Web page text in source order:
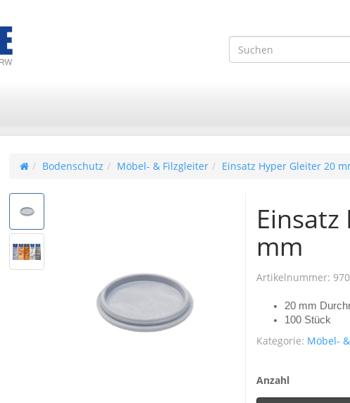
Bodenschutz Möbel- & Filzgleiter Einsatz Hyper Gleiter 20
mm
Artikelnummer:
20 mm
100 Stück
Kategorie: Möbel-
Anzahl